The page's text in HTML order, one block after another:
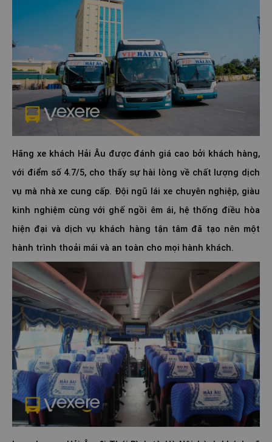
Hãng xe khách Hải Âu được đánh giá cao bởi khách hàng,
với điểm số 4.7/5, cho thấy sự hài lòng về chất lượng dịch
vụ mà nhà xe cung cấp. Đội ngũ lái xe chuyên nghiệp, giàu
kinh nghiệm cùng với ghế ngồi êm ái, hệ thống điều hòa
hiện đại và dịch vụ khách hàng tận tâm đã tạo nên một
hành trình thoải mái và an toàn cho mọi hành khách.